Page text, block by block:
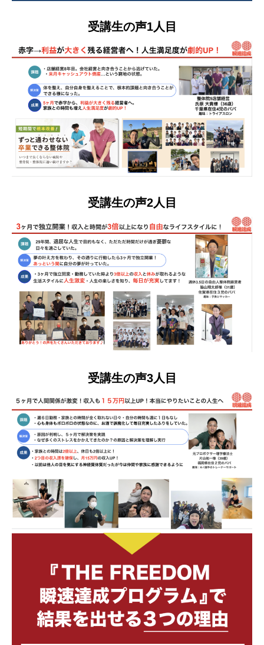
受講生の声1人目
受講生の声2人目
受講生の声3人目